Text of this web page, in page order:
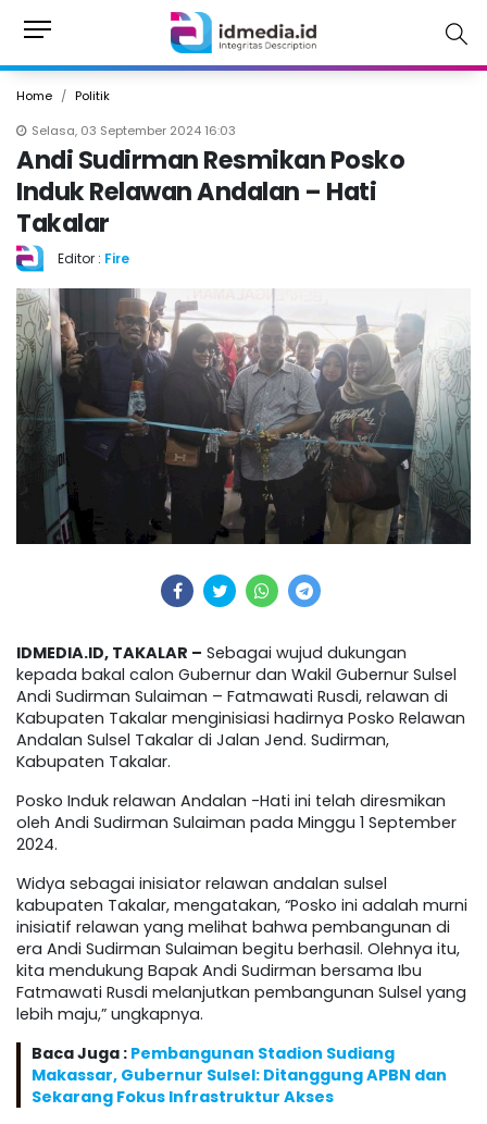
Home
Politik
Selasa, 03 September 2024 16:03
Andi Sudirman Resmikan Posko
Induk Relawan Andalan – Hati
Takalar
Editor : Fire
IDMEDIA.ID, TAKALAR – Sebagai wujud dukungan
kepada bakal calon Gubernur dan Wakil Gubernur Sulsel
Andi Sudirman Sulaiman – Fatmawati Rusdi, relawan di
Kabupaten Takalar menginisiasi hadirnya Posko Relawan
Andalan Sulsel Takalar di Jalan Jend. Sudirman,
Kabupaten Takalar.
Posko Induk relawan Andalan -Hati ini telah diresmikan
oleh Andi Sudirman Sulaiman pada Minggu 1 September
2024.
Widya sebagai inisiator relawan andalan sulsel
kabupaten Takalar, mengatakan, “Posko ini adalah murni
inisiatif relawan yang melihat bahwa pembangunan di
era Andi Sudirman Sulaiman begitu berhasil. Olehnya itu,
kita mendukung Bapak Andi Sudirman bersama Ibu
Fatmawati Rusdi melanjutkan pembangunan Sulsel yang
lebih maju,” ungkapnya.
Baca Juga : Pembangunan Stadion Sudiang
Makassar, Gubernur Sulsel: Ditanggung APBN dan
Sekarang Fokus Infrastruktur Akses